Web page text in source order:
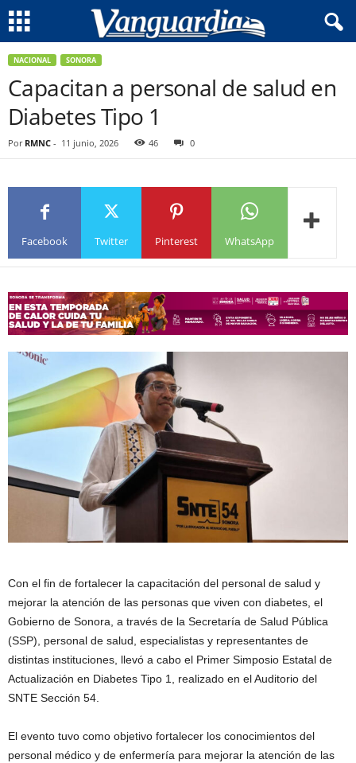
NACIONAL SONORA
Capacitan a personal de salud en
Diabetes Tipo 1
Por RMNC - 11 junio, 2026 46 0
Facebook Twitter Pinterest WhatsApp
Con el fin de fortalecer la capacitación del personal de salud y
mejorar la atención de las personas que viven con diabetes, el
Gobierno de Sonora, a través de la Secretaría de Salud Pública
(SSP), personal de salud, especialistas y representantes de
distintas instituciones, llevó a cabo el Primer Simposio Estatal de
Actualización en Diabetes Tipo 1, realizado en el Auditorio del
SNTE Sección 54.
El evento tuvo como objetivo fortalecer los conocimientos del
personal médico y de enfermería para mejorar la atención de las